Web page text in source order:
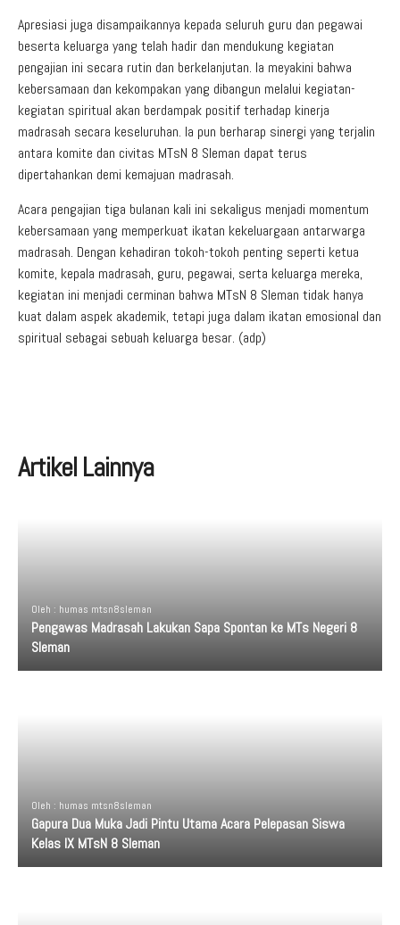
Apresiasi juga disampaikannya kepada seluruh guru dan pegawai
beserta keluarga yang telah hadir dan mendukung kegiatan
pengajian ini secara rutin dan berkelanjutan. Ia meyakini bahwa
kebersamaan dan kekompakan yang dibangun melalui kegiatan-
kegiatan spiritual akan berdampak positif terhadap kinerja
madrasah secara keseluruhan. Ia pun berharap sinergi yang terjalin
antara komite dan civitas MTsN 8 Sleman dapat terus
dipertahankan demi kemajuan madrasah.
Acara pengajian tiga bulanan kali ini sekaligus menjadi momentum
kebersamaan yang memperkuat ikatan kekeluargaan antarwarga
madrasah. Dengan kehadiran tokoh-tokoh penting seperti ketua
komite, kepala madrasah, guru, pegawai, serta keluarga mereka,
kegiatan ini menjadi cerminan bahwa MTsN 8 Sleman tidak hanya
kuat dalam aspek akademik, tetapi juga dalam ikatan emosional dan
spiritual sebagai sebuah keluarga besar. (adp)
Artikel Lainnya
Oleh : humas mtsn8sleman
Pengawas Madrasah Lakukan Sapa Spontan ke MTs Negeri 8
Sleman
Oleh : humas mtsn8sleman
Gapura Dua Muka Jadi Pintu Utama Acara Pelepasan Siswa
Kelas IX MTsN 8 Sleman